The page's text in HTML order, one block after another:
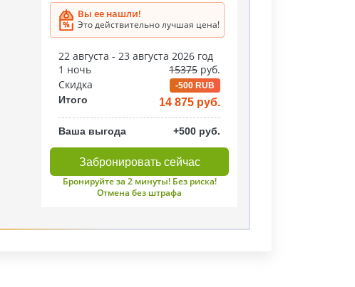
Вы ее нашли!
Это действительно лучшая цена!
22 августа - 23 августа 2026 год
1 ночь
15375 руб.
Скидка
-500 RUB
Итого 14 875 руб.
Ваша выгода +500 руб.
Забронировать сейчас
Бронируйте за 2 минуты! Без риска!
Отмена без штрафа